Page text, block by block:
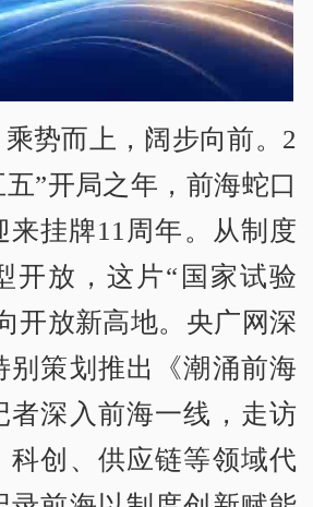
势而上，阔步向前。2
”开局之年，前海蛇口
来挂牌11周年。从制度
开放，这片“国家试验
开放新高地。央广网深
别策划推出《潮涌前海
者深入前海一线，走访
科创、供应链等领域代